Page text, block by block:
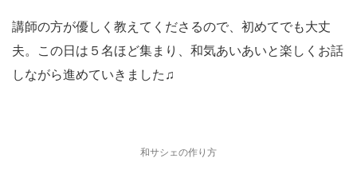
講師の方が優しく教えてくださるので、初めてでも大丈
夫。この日は５名ほど集まり、和気あいあいと楽しくお話
しながら進めていきました♫
和サシェの作り方